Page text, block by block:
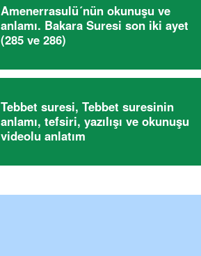
Amenerrasulü´nün okunuşu ve
anlamı. Bakara Suresi son iki ayet
(285 ve 286)
Tebbet suresi, Tebbet suresinin
anlamı, tefsiri, yazılışı ve okunuşu
videolu anlatım